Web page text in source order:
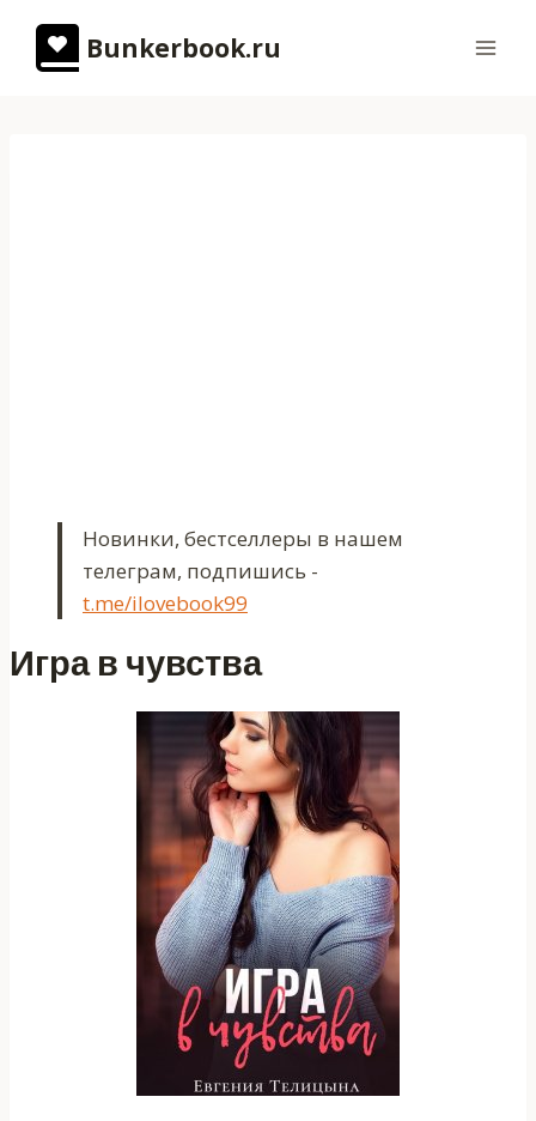
содержимому
Bunkerbook.ru
Новинки, бестселлеры в нашем
телеграм, подпишись -
t.me/ilovebook99
Игра в чувства